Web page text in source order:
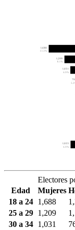
1,688
11.3%
1,209
8.1%
1,031
6.9%
1,023
6.9%
Electores
Edad
Mujeres
18 a 24
1,688
25 a 29
1,209
30 a 34
1,031